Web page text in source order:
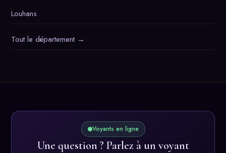
Louhans
Tout le département →
Voyants en ligne
Une question ? Parlez à un voyant